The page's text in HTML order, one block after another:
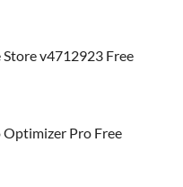
v4712923 Free
Pro Free